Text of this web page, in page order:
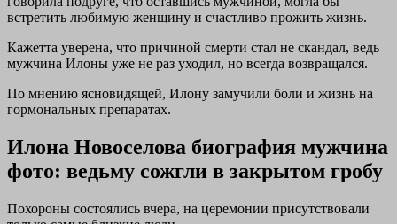
встретить любимую женщину и счастливо прожить жизнь.
Кажетта уверена, что причиной смерти стал не скандал, ведь
мужчина Илоны уже не раз уходил, но всегда возвращался.
По мнению ясновидящей, Илону замучили боли и жизнь на
гормональных препаратах.
Илона Новоселова биография мужчина
фото: ведьму сожгли в закрытом гробу
Похороны состоялись вчера, на церемонии присутствовали